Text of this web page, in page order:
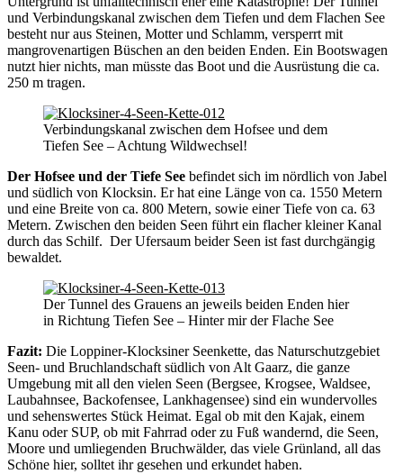
und Verbindungskanal zwischen dem Tiefen und dem Flachen See
besteht nur aus Steinen, Motter und Schlamm, versperrt mit
mangrovenartigen Büschen an den beiden Enden. Ein Bootswagen
nutzt hier nichts, man müsste das Boot und die Ausrüstung die ca.
250 m tragen.
Verbindungskanal zwischen dem Hofsee und dem
Tiefen See – Achtung Wildwechsel!
Der Hofsee und der Tiefe See befindet sich im nördlich von Jabel
und südlich von Klocksin. Er hat eine Länge von ca. 1550 Metern
und eine Breite von ca. 800 Metern, sowie einer Tiefe von ca. 63
Metern. Zwischen den beiden Seen führt ein flacher kleiner Kanal
durch das Schilf. Der Ufersaum beider Seen ist fast durchgängig
bewaldet.
Der Tunnel des Grauens an jeweils beiden Enden hier
in Richtung Tiefen See – Hinter mir der Flache See
Fazit: Die Loppiner-Klocksiner Seenkette, das Naturschutzgebiet
Seen- und Bruchlandschaft südlich von Alt Gaarz, die ganze
Umgebung mit all den vielen Seen (Bergsee, Krogsee, Waldsee,
Laubahnsee, Backofensee, Lankhagensee) sind ein wundervolles
und sehenswertes Stück Heimat. Egal ob mit den Kajak, einem
Kanu oder SUP, ob mit Fahrrad oder zu Fuß wandernd, die Seen,
Moore und umliegenden Bruchwälder, das viele Grünland, all das
Schöne hier, solltet ihr gesehen und erkundet haben.